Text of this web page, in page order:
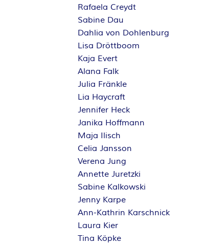
Rafaela Creydt
Sabine Dau
Dahlia von Dohlenburg
Lisa Dröttboom
Kaja Evert
Alana Falk
Julia Fränkle
Lia Haycraft
Jennifer Heck
Janika Hoffmann
Maja Ilisch
Celia Jansson
Verena Jung
Annette Juretzki
Sabine Kalkowski
Jenny Karpe
Ann-Kathrin Karschnick
Laura Kier
Tina Köpke